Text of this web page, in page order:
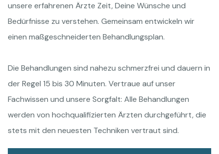
unsere erfahrenen Ärzte Zeit, Deine Wünsche und
Bedürfnisse zu verstehen. Gemeinsam entwickeln wir
einen maßgeschneiderten Behandlungsplan.
Die Behandlungen sind nahezu schmerzfrei und dauern in
der Regel 15 bis 30 Minuten. Vertraue auf unser
Fachwissen und unsere Sorgfalt: Alle Behandlungen
werden von hochqualifizierten Ärzten durchgeführt, die
stets mit den neuesten Techniken vertraut sind.